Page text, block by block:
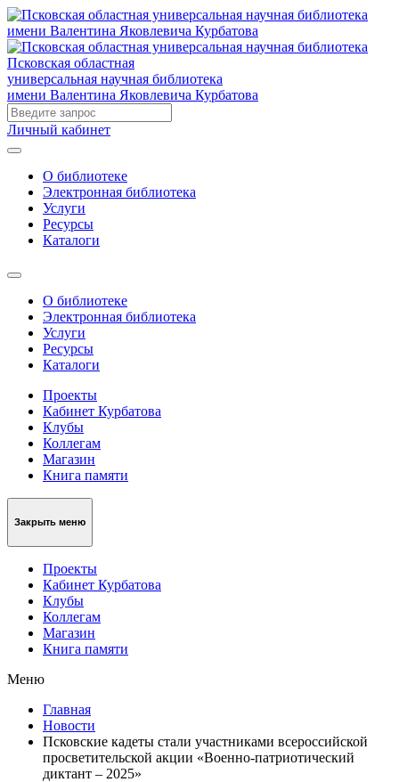
Псковская областная
универсальная научная библиотека
имени Валентина Яковлевича Курбатова
Личный кабинет
О библиотеке
Электронная библиотека
Услуги
Ресурсы
Каталоги
О библиотеке
Электронная библиотека
Услуги
Ресурсы
Каталоги
Проекты
Кабинет Курбатова
Клубы
Коллегам
Магазин
Книга памяти
Закрыть меню
Проекты
Кабинет Курбатова
Клубы
Коллегам
Магазин
Книга памяти
Меню
Главная
Новости
Псковские кадеты стали участниками всероссийской
просветительской акции «Военно-патриотический
диктант – 2025»